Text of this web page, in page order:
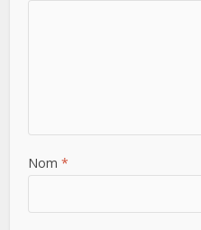
Nom*